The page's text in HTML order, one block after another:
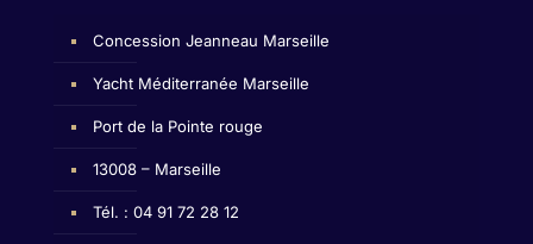
Concession Jeanneau Marseille
Yacht Méditerranée Marseille
Port de la Pointe rouge
13008 – Marseille
Tél. : 04 91 72 28 12